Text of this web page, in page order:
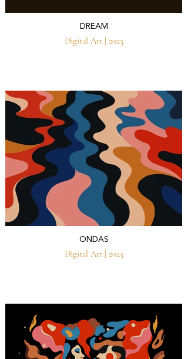
DREAM
Digital Art | 2025
ONDAS
Digital Art | 2025